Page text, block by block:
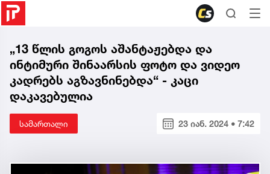
„13 წლის გოგოს აშანტაჟებდა და
ინტიმური შინაარსის ფოტო და ვიდეო
კადრებს აგზავნინებდა“ - კაცი
დაკავებულია
სამართალი 23 იან. 2024 • 7:42